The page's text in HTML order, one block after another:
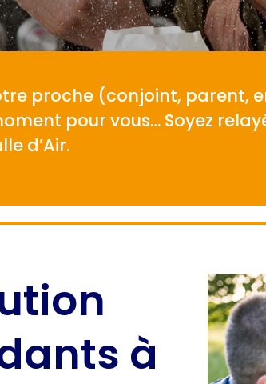
proche (conjoint, parent,
pour vous… Soyez
d’Air.
à